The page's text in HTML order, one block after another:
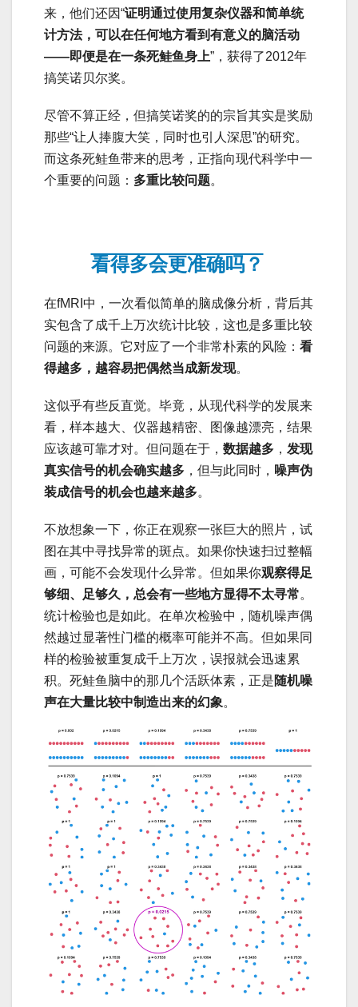
来，他们还因“证明通过使用复杂仪器和简单统
计方法，可以在任何地方看到有意义的脑活动
——即便是在一条死鲑鱼身上”，获得了2012年
搞笑诺贝尔奖。
尽管不算正经，但搞笑诺奖的的宗旨其实是奖励
那些“让人捧腹大笑，同时也引人深思”的研究。
而这条死鲑鱼带来的思考，正指向现代科学中一
个重要的问题： 多重比较问题。
看得多会更准确吗？
在fMRI中，一次看似简单的脑成像分析，背后其
实包含了成千上万次统计比较，这也是多重比较
问题的来源。它对应了一个非常朴素的风险： 看
得越多，越容易把偶然当成新发现。
这似乎有些反直觉。毕竟，从现代科学的发展来
看，样本越大、仪器越精密、图像越漂亮，结果
应该越可靠才对。但问题在于， 数据越多 ， 发现
真实信号的机会确实越多 ，但与此同时， 噪声伪
装成信号的机会也越来越多。
不放想象一下，你正在观察一张巨大的照片，试
图在其中寻找异常的斑点。如果你快速扫过整幅
画，可能不会发现什么异常。但如果你观察得足
够细、足够久，总会有一些地方显得不太寻常。
统计检验也是如此。在单次检验中，随机噪声偶
然越过显著性门槛的概率可能并不高。但如果同
样的检验被重复成千上万次，误报就会迅速累
积。死鲑鱼脑中的那几个活跃体素，正是随机噪
声在大量比较中制造出来的幻象。